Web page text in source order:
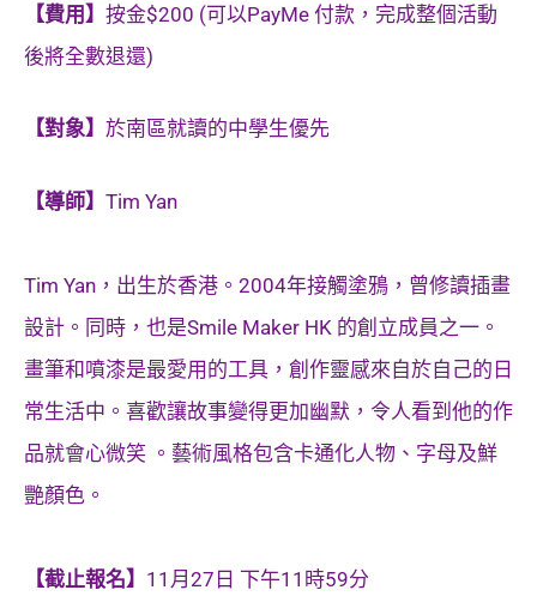
【費用】 按金$200 (可以PayMe 付款，完成整個活動
後將全數退還)
【對象】 於南區就讀的中學生優先
【導師】 Tim Yan
Tim Yan，出生於香港。2004年接觸塗鴉，曾修讀插畫
設計。同時，也是Smile Maker HK 的創立成員之一。
畫筆和噴漆是最愛用的工具，創作靈感來自於自己的日
常生活中。喜歡讓故事變得更加幽默，令人看到他的作
品就會心微笑 。藝術風格包含卡通化人物、字母及鮮
艷顏色。
【截止報名】 11月27日 下午11時59分